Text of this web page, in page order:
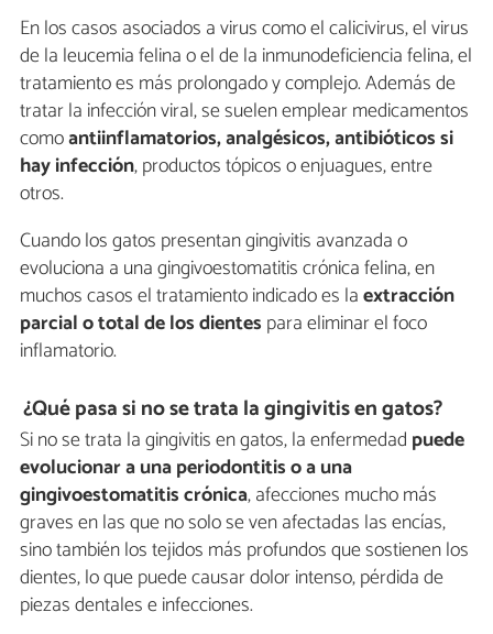
En los casos asociados a virus como el calicivirus, el virus
de la leucemia felina o el de la inmunodeficiencia felina, el
tratamiento es más prolongado y complejo. Además de
tratar la infección viral, se suelen emplear medicamentos
comoantiinflamatorios, analgésicos, antibióticos si
hay infección, productos tópicos o enjuagues, entre
otros.
Cuando los gatos presentan gingivitis avanzada o
evoluciona a una gingivoestomatitis crónica felina, en
muchos casos el tratamiento indicado es laextracción
parcial o total de los dientes para eliminar el foco
inflamatorio.
¿Qué pasa si no se trata la gingivitis en gatos?
Si no se trata la gingivitis en gatos, la enfermedad puede
evolucionar a una periodontitis o a una
gingivoestomatitis crónica, afecciones mucho más
graves en las que no solo se ven afectadas las encías,
sino también los tejidos más profundos que sostienen los
dientes, lo que puede causar dolor intenso, pérdida de
piezas dentales e infecciones.